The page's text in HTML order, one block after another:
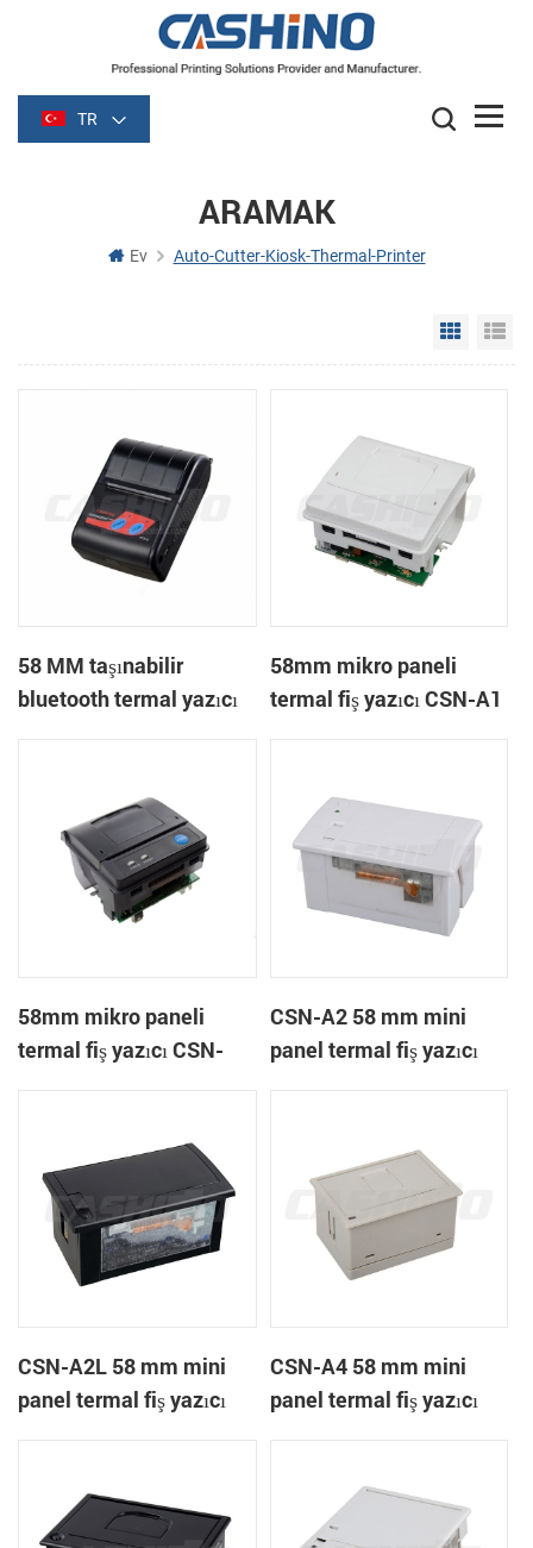
TR
ARAMAK
Ev Auto-Cutter-Kiosk-Thermal-Printer
Grid
58 MM taşınabilir
bluetooth termal yazıcı
58mm mikro paneli
termal fiş yazıcı CSN-A1
58mm mikro paneli
termal fiş yazıcı CSN-
CSN-A2 58 mm mini
panel termal fiş yazıcı
CSN-A2L 58 mm mini
panel termal fiş yazıcı
CSN-A4 58 mm mini
panel termal fiş yazıcı